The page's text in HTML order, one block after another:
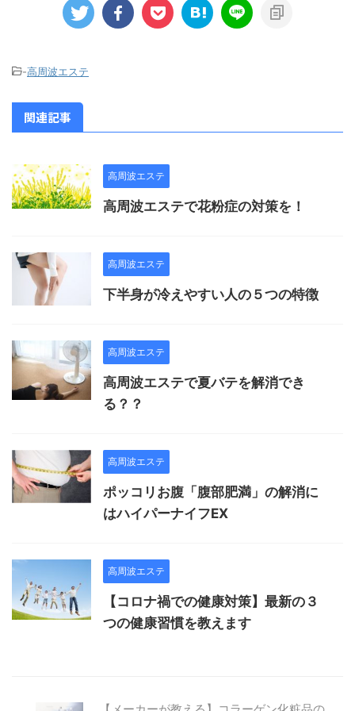
-高周波エステ
関連記事
高周波エステ
高周波エステで花粉症の対策を！
高周波エステ
下半身が冷えやすい人の５つの特徴
高周波エステ
高周波エステで夏バテを解消でき
る？？
高周波エステ
ポッコリお腹「腹部肥満」の解消に
はハイパーナイフEX
高周波エステ
【コロナ禍での健康対策】最新の３
つの健康習慣を教えます